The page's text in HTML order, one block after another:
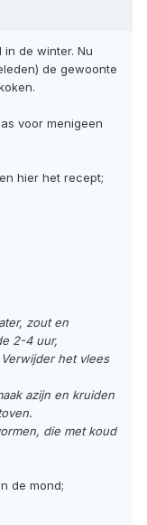
de winter. Nu
de gewoonte
voor menigeen
hier het recept;
zout en
2-4 uur,
het vlees
azijn en kruiden
die met koud
de mond;